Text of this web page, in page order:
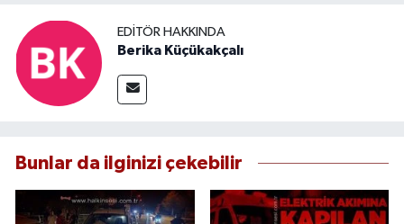
EDITÖR HAKKINDA
Berika Küçükakçalı
Bunlar da ilginizi çekebilir